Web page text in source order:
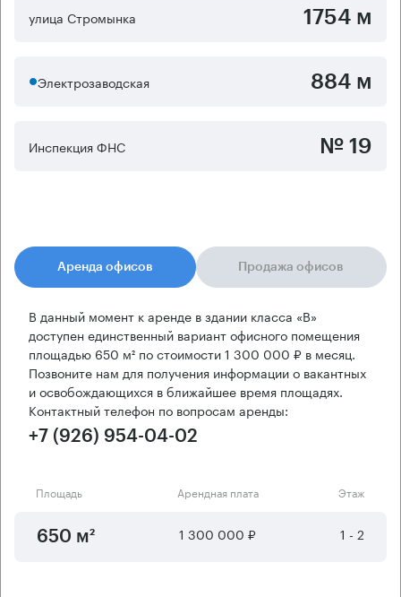
улица Стромынка 1754 м
Электрозаводская 884 м
Инспекция ФНС № 19
Аренда офисов Продажа офисов
В данный момент к аренде в здании класса «B»
доступен единственный вариант офисного помещения
площадью 650 м² по стоимости 1 300 000 ₽ в месяц.
Позвоните нам для получения информации о вакантных
и освобождающихся в ближайшее время площадях.
Контактный телефон по вопросам аренды:
+7 (926) 954-04-02
Площадь Арендная плата Этаж
650 м² 1 300 000 ₽ 1 - 2